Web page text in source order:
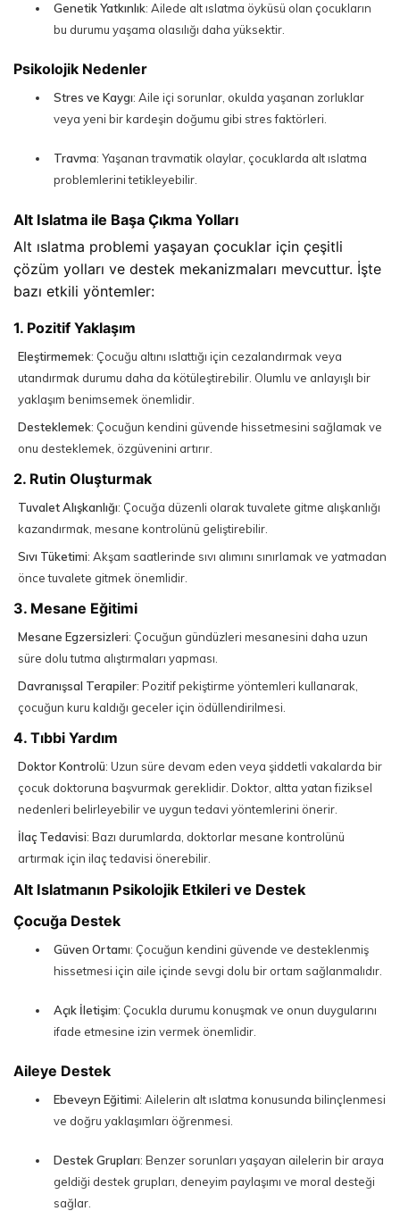
Genetik Yatkınlık: Ailede alt ıslatma öyküsü olan çocukların
bu durumu yaşama olasılığı daha yüksektir.
Psikolojik Nedenler
Stres ve Kaygı: Aile içi sorunlar, okulda yaşanan zorluklar
veya yeni bir kardeşin doğumu gibi stres faktörleri.
Travma: Yaşanan travmatik olaylar, çocuklarda alt ıslatma
problemlerini tetikleyebilir.
Alt Islatma ile Başa Çıkma Yolları
Alt ıslatma problemi yaşayan çocuklar için çeşitli
çözüm yolları ve destek mekanizmaları mevcuttur. İşte
bazı etkili yöntemler:
1. Pozitif Yaklaşım
Eleştirmemek: Çocuğu altını ıslattığı için cezalandırmak veya
utandırmak durumu daha da kötüleştirebilir. Olumlu ve anlayışlı bir
yaklaşım benimsemek önemlidir.
Desteklemek: Çocuğun kendini güvende hissetmesini sağlamak ve
onu desteklemek, özgüvenini artırır.
2. Rutin Oluşturmak
Tuvalet Alışkanlığı: Çocuğa düzenli olarak tuvalete gitme alışkanlığı
kazandırmak, mesane kontrolünü geliştirebilir.
Sıvı Tüketimi: Akşam saatlerinde sıvı alımını sınırlamak ve yatmadan
önce tuvalete gitmek önemlidir.
3. Mesane Eğitimi
Mesane Egzersizleri: Çocuğun gündüzleri mesanesini daha uzun
süre dolu tutma alıştırmaları yapması.
Davranışsal Terapiler: Pozitif pekiştirme yöntemleri kullanarak,
çocuğun kuru kaldığı geceler için ödüllendirilmesi.
4. Tıbbi Yardım
Doktor Kontrolü: Uzun süre devam eden veya şiddetli vakalarda bir
çocuk doktoruna başvurmak gereklidir. Doktor, altta yatan fiziksel
nedenleri belirleyebilir ve uygun tedavi yöntemlerini önerir.
İlaç Tedavisi: Bazı durumlarda, doktorlar mesane kontrolünü
artırmak için ilaç tedavisi önerebilir.
Alt Islatmanın Psikolojik Etkileri ve Destek
Çocuğa Destek
Güven Ortamı: Çocuğun kendini güvende ve desteklenmiş
hissetmesi için aile içinde sevgi dolu bir ortam sağlanmalıdır.
Açık İletişim: Çocukla durumu konuşmak ve onun duygularını
ifade etmesine izin vermek önemlidir.
Aileye Destek
Ebeveyn Eğitimi: Ailelerin alt ıslatma konusunda bilinçlenmesi
ve doğru yaklaşımları öğrenmesi.
Destek Grupları: Benzer sorunları yaşayan ailelerin bir araya
geldiği destek grupları, deneyim paylaşımı ve moral desteği
sağlar.